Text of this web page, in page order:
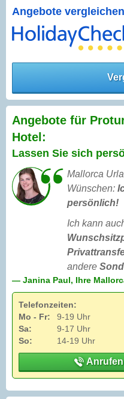
Angebote
Angebote für
Hotel:
Lassen Sie sich
Mallorca
Wünschen:
persönlich!
Ich kann
andere
— Janina Paul, Ihre
Telefonzeiten:
Mo - Fr:
9-19 Uhr
Sa:
9-17 Uhr
So:
14-19 Uhr